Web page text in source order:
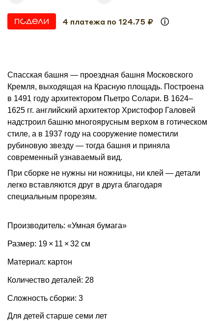
4 платежа по 124.75 ₽
Спасская башня — проездная башня Московского
Кремля, выходящая на Красную площадь. Построена
в 1491 году архитектором Пьетро Солари. В 1624–
1625 гг. английский архитектор Христофор Галовей
надстроил башню многоярусным верхом в готическом
стиле, а в 1937 году на сооружение поместили
рубиновую звезду — тогда башня и приняла
современный узнаваемый вид.
При сборке не нужны ни ножницы, ни клей — детали
легко вставляются друг в друга благодаря
специальным прорезям.
Производитель: «Умная бумага»
Размер: 19 × 11 × 32 см
Материал: картон
Количество деталей: 28
Сложность сборки: 3
Для детей старше семи лет